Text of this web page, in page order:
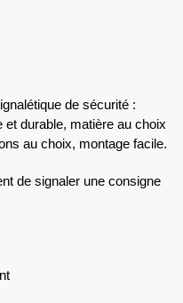
de sécurité :
durable, matière au choix
au choix, montage facile.
de signaler une consigne